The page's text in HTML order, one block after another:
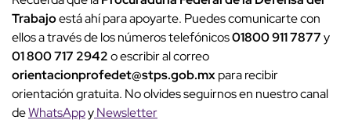
Trabajoestá ahí para apoyarte. Puedes comunicarte con
ellos a través de los números telefónicos01800 911 7877y
01 800 717 2942o escribir al correo
orientacionprofedet@stps.gob.mxpara recibir
orientación gratuita. No olvides seguirnos en nuestro canal
deWhatsAppyNewsletter